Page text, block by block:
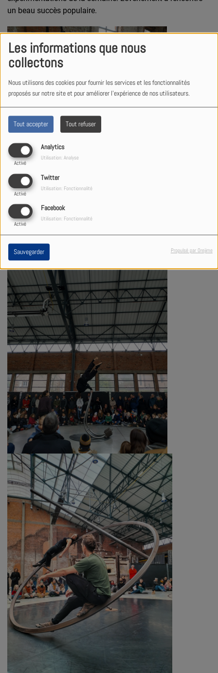
Les informations que nous
collectons
Nous utilisons des cookies pour fournir les services et les fonctionnalités
proposés sur notre site et pour améliorer l'expérience de nos utilisateurs.
Tout accepter Tout refuser
Analytics
Activé
Utilisation: Analyse
Twitter
Activé
Utilisation: Fonctionnalité
Facebook
Activé
Utilisation: Fonctionnalité
Sauvegarder Propulsé par Orejime
un beau succès populaire.